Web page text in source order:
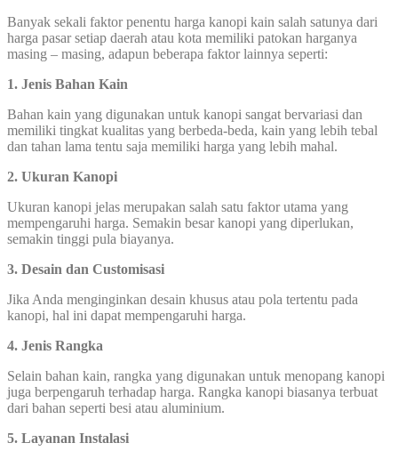
Banyak sekali faktor penentu harga kanopi kain salah satunya dari
harga pasar setiap daerah atau kota memiliki patokan harganya
masing – masing, adapun beberapa faktor lainnya seperti:
1. Jenis Bahan Kain
Bahan kain yang digunakan untuk kanopi sangat bervariasi dan
memiliki tingkat kualitas yang berbeda-beda, kain yang lebih tebal
dan tahan lama tentu saja memiliki harga yang lebih mahal.
2. Ukuran Kanopi
Ukuran kanopi jelas merupakan salah satu faktor utama yang
mempengaruhi harga. Semakin besar kanopi yang diperlukan,
semakin tinggi pula biayanya.
3. Desain dan Customisasi
Jika Anda menginginkan desain khusus atau pola tertentu pada
kanopi, hal ini dapat mempengaruhi harga.
4. Jenis Rangka
Selain bahan kain, rangka yang digunakan untuk menopang kanopi
juga berpengaruh terhadap harga. Rangka kanopi biasanya terbuat
dari bahan seperti besi atau aluminium.
5. Layanan Instalasi